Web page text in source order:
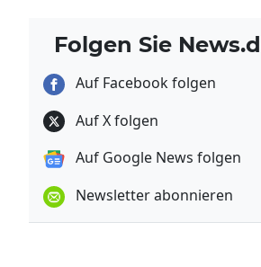
Folgen Sie
Auf Facebook folgen
Auf X folgen
Auf Google News folgen
Newsletter abonnieren